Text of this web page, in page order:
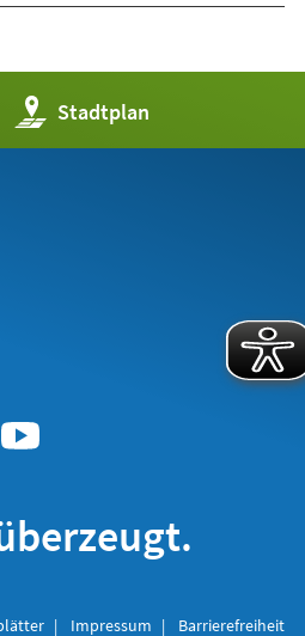
Stadtplan
(Öffnet
in
einem
Impressum
Barrierefreiheit